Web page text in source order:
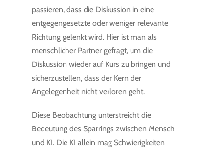
passieren, dass die Diskussion in eine
entgegengesetzte oder weniger relevante
Richtung gelenkt wird. Hier ist man als
menschlicher Partner gefragt, um die
Diskussion wieder auf Kurs zu bringen und
sicherzustellen, dass der Kern der
Angelegenheit nicht verloren geht.
Diese Beobachtung unterstreicht die
Bedeutung des Sparrings zwischen Mensch
und KI. Die KI allein mag Schwierigkeiten